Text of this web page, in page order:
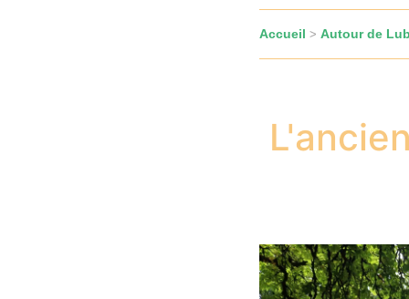
Accueil > Autour de